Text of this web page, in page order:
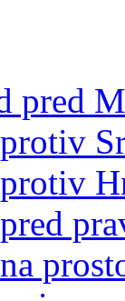
pred